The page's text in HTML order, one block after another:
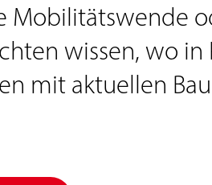
Mobilitätswende
wissen, wo
mit aktuellen